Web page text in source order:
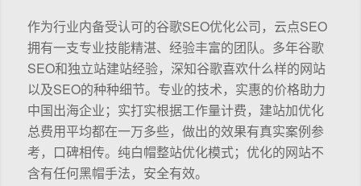
作为行业内备受认可的谷歌SEO优化公司，云点SEO
拥有一支专业技能精湛、经验丰富的团队。多年谷歌
SEO和独立站建站经验，深知谷歌喜欢什么样的网站
以及SEO的种种细节。专业的技术，实惠的价格助力
中国出海企业；实打实根据工作量计费，建站加优化
总费用平均都在一万多些，做出的效果有真实案例参
考，口碑相传。纯白帽整站优化模式；优化的网站不
含有任何黑帽手法，安全有效。